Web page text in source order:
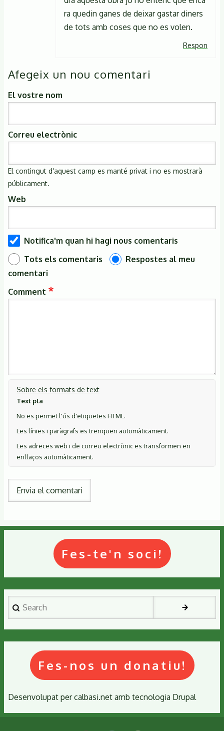
ra quedin ganes de deixar gastar diners
de tots amb coses que no es volen.
Respon
Afegeix un nou comentari
El vostre nom
Correu electrònic
El contingut d'aquest camp es manté privat i no es mostrarà
públicament.
Web
Notifica'm quan hi hagi nous comentaris
Tots els comentaris
Respostes al meu
comentari
Comment
Sobre els formats de text
Text pla
No es permet l'ús d'etiquetes HTML.
Les línies i paràgrafs es trenquen automàticament.
Les adreces web i de correu electrònic es transformen en
enllaços automàticament.
Fes-te'n soci!
Search
Fes-nos un donatiu!
Desenvolupat percalbasi.net amb tecnologia Drupal